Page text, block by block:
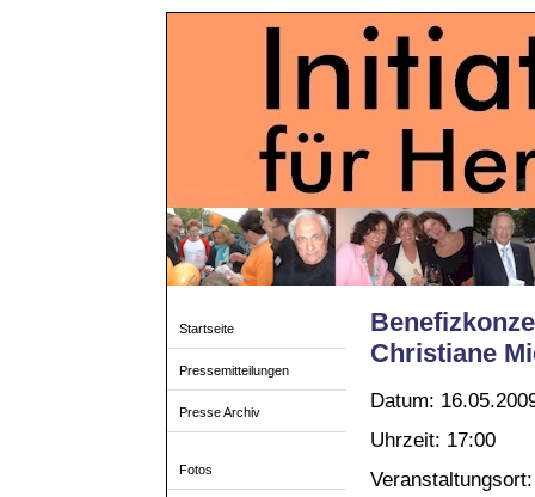
Startseite
Pressemitteilungen
Presse Archiv
Fotos
Christiane
Datum:
Uhrzeit: 17:00